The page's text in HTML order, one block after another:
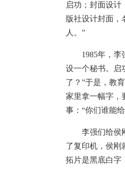
启功；封面设计
版社设计封面，
人。”
1985年，李强
设一个秘书。启
了？”于是，教
家里拿一幅字，
事：“你们谁能
李强们给侯刚
了复印机，侯刚
拓片是黑底白字